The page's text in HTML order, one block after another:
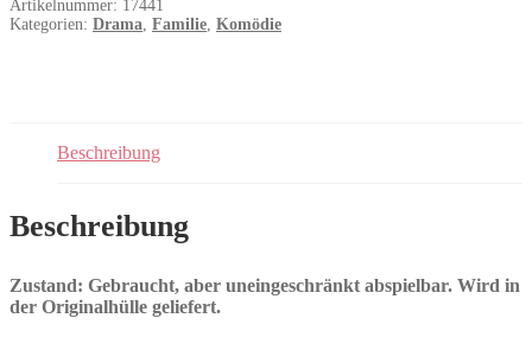
Artikelnummer: 17441
Kategorien: Drama Familie Komödie
Beschreibung
Beschreibung
Zustand: Gebraucht, aber uneingeschränkt abspielbar. Wird in
der Originalhülle geliefert.